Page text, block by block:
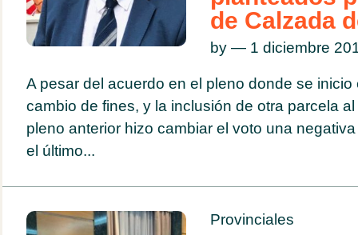
de Calzada
by — 1 diciembre
A pesar del acuerdo en el pleno donde se inicio
cambio de fines, y la inclusión de otra parcela
pleno anterior hizo cambiar el voto una
el último...
Provinciales